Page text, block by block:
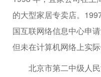
的大型家居专卖店。
国互联网络信息中心申
但未在计算机网络上实际
北京市第二中级人民